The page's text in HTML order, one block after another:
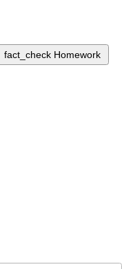
fact_check Homework